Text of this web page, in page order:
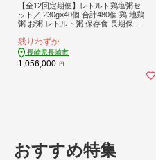
【全12回定期便】レトルト鶏塩粥セ
ット／ 230g×40個 合計480個 鶏 地鶏
粥 お粥 レトルト粥 保存食 長期保存
残りわずか
長崎県長崎市
1,056,000 円
おすすめ特集